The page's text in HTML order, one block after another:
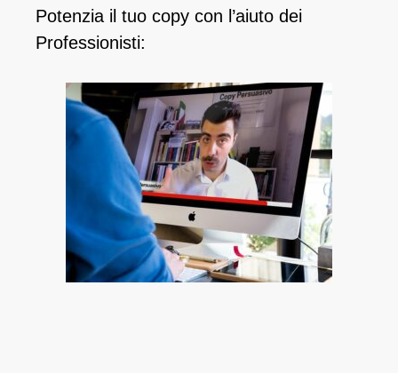
Potenzia il tuo copy con l’aiuto dei
Professionisti: